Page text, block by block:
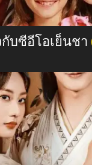
บซีอีโอเย็นชา